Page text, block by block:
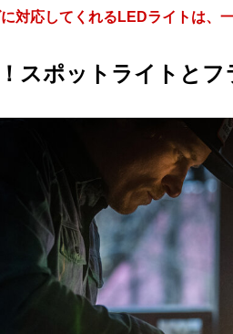
対応してくれるLEDライトは、
スポットライトと